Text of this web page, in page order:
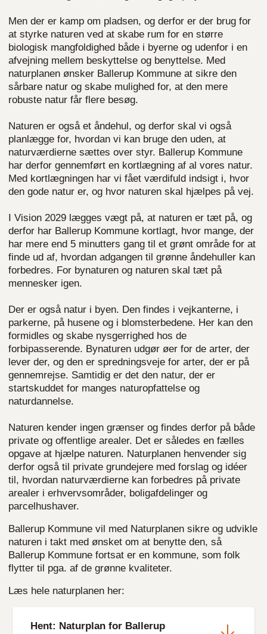
Men der er kamp om pladsen, og derfor er der brug for
at styrke naturen ved at skabe rum for en større
biologisk mangfoldighed både i byerne og udenfor i en
afvejning mellem beskyttelse og benyttelse. Med
naturplanen ønsker Ballerup Kommune at sikre den
sårbare natur og skabe mulighed for, at den mere
robuste natur får flere besøg.
Naturen er også et åndehul, og derfor skal vi også
planlægge for, hvordan vi kan bruge den uden, at
naturværdierne sættes over styr. Ballerup Kommune
har derfor gennemført en kortlægning af al vores natur.
Med kortlægningen har vi fået værdifuld indsigt i, hvor
den gode natur er, og hvor naturen skal hjælpes på vej.
I Vision 2029 lægges vægt på, at naturen er tæt på, og
derfor har Ballerup Kommune kortlagt, hvor mange, der
har mere end 5 minutters gang til et grønt område for at
finde ud af, hvordan adgangen til grønne åndehuller kan
forbedres. For bynaturen og naturen skal tæt på
mennesker igen.
Der er også natur i byen. Den findes i vejkanterne, i
parkerne, på husene og i blomsterbedene. Her kan den
formidles og skabe nysgerrighed hos de
forbipasserende. Bynaturen udgør øer for de arter, der
lever der, og den er spredningsveje for arter, der er på
gennemrejse. Samtidig er det den natur, der er
startskuddet for manges naturopfattelse og
naturdannelse.
Naturen kender ingen grænser og findes derfor på både
private og offentlige arealer. Det er således en fælles
opgave at hjælpe naturen. Naturplanen henvender sig
derfor også til private grundejere med forslag og idéer
til, hvordan naturværdierne kan forbedres på private
arealer i erhvervsområder, boligafdelinger og
parcelhushaver.
Ballerup Kommune vil med Naturplanen sikre og udvikle
naturen i takt med ønsket om at benytte den, så
Ballerup Kommune fortsat er en kommune, som folk
flytter til pga. af de grønne kvaliteter.
Læs hele naturplanen her:
Hent: Naturplan for Ballerup